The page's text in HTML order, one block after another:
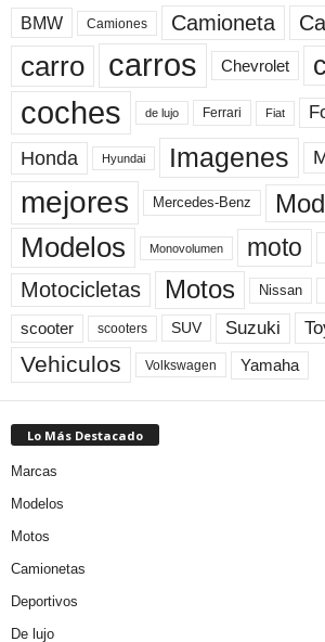
BMW Camiones Camioneta
carro carros Chevrolet
coches de lujo Ferrari Fiat
Honda Hyundai Imagenes
mejores Mercedes-Benz
Modelos Monovolumen moto
Motocicletas Motos Nissan
scooter scooters SUV Suzuki
Vehiculos Volkswagen Yamaha
Lo Más Destacado
Marcas
Modelos
Motos
Camionetas
Deportivos
De lujo